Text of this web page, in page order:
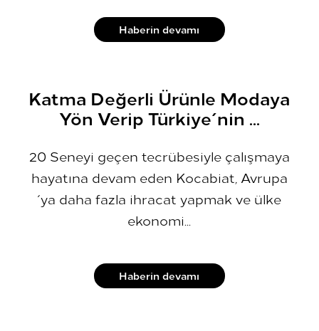
Haberin devamı
Katma Değerli Ürünle Modaya
Yön Verip Türkiye´nin ...
20 Seneyi geçen tecrübesiyle çalışmaya
hayatına devam eden Kocabiat, Avrupa
´ya daha fazla ihracat yapmak ve ülke
ekonomi...
Haberin devamı